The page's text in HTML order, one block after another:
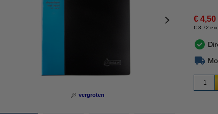
vergroten
€ 4,50
€ 3,72